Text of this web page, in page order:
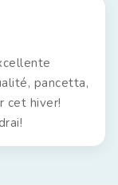
pancetta,
cet hiver!